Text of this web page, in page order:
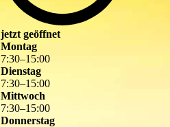
jetzt geöffnet
Montag
7:30–15:00
Dienstag
7:30–15:00
Mittwoch
7:30–15:00
Donnerstag